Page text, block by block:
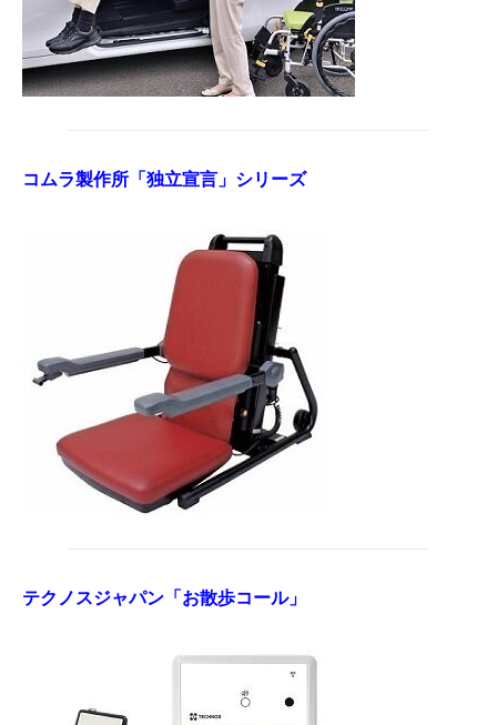
コムラ製作所「独立宣言」シリーズ
テクノスジャパン「お散歩コール」